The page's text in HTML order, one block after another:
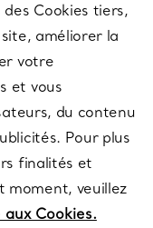
Cookies tiers,
améliorer la
votre
et vous
du contenu
Pour plus
finalités et
moment, veuillez
Cookies.